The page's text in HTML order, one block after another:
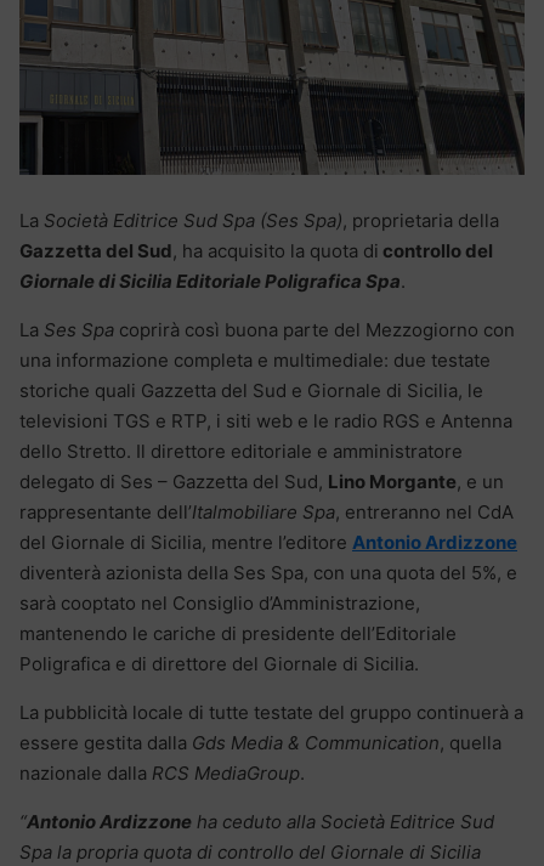
La Società Editrice Sud Spa (Ses Spa), proprietaria della
Gazzetta del Sud, ha acquisito la quota di controllo del
Giornale di Sicilia Editoriale Poligrafica Spa.
La Ses Spa coprirà così buona parte del Mezzogiorno con
una informazione completa e multimediale: due testate
storiche quali Gazzetta del Sud e Giornale di Sicilia, le
televisioni TGS e RTP, i siti web e le radio RGS e Antenna
dello Stretto. Il direttore editoriale e amministratore
delegato di Ses – Gazzetta del Sud, Lino Morgante, e un
rappresentante dell’Italmobiliare Spa, entreranno nel CdA
del Giornale di Sicilia, mentre l’editore Antonio Ardizzone
diventerà azionista della Ses Spa, con una quota del 5%, e
sarà cooptato nel Consiglio d’Amministrazione,
mantenendo le cariche di presidente dell’Editoriale
Poligrafica e di direttore del Giornale di Sicilia.
La pubblicità locale di tutte testate del gruppo continuerà a
essere gestita dalla Gds Media & Communication, quella
nazionale dalla RCS MediaGroup.
“Antonio Ardizzone ha ceduto alla Società Editrice Sud
Spa la propria quota di controllo del Giornale di Sicilia